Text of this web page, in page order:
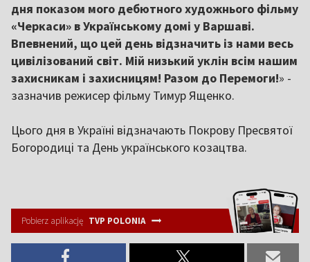
дня показом мого дебютного художнього фільму
«Черкаси» в Українському домі у Варшаві.
Впевнений, що цей день відзначить із нами весь
цивілізований світ. Мій низький уклін всім нашим
захисникам і захисницям! Разом до Перемоги!» -
зазначив режисер фільму Тимур Ященко.
Цього дня в Україні відзначають Покрову Пресвятої
Богородиці та День українського козацтва.
Pobierz aplikację TVP POLONIA